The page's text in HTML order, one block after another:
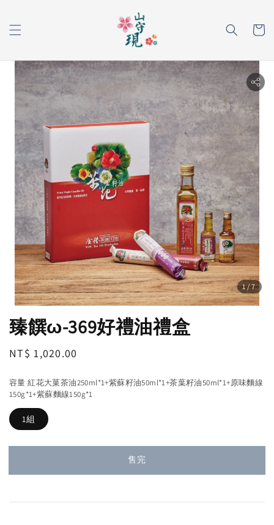
1 /7
臻饌ω-369好禮油禮盒
Regular
NT$ 1,020.00
容量 紅花大菓茶油250ml*1+紫蘇籽油50ml*1+茶葉籽油50ml*1+原味麵線
150g*1+紫蘇麵線150g*1
1組
售完